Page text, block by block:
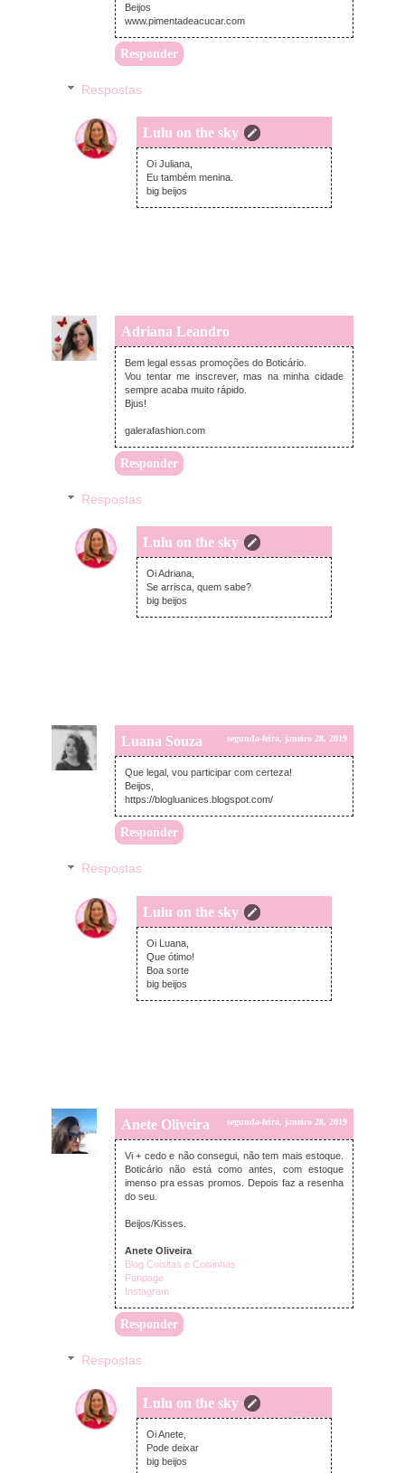
Beijos
www.pimentadeacucar.com
Responder
Respostas
Lulu on the sky
segunda-feira, janeiro 28, 2019
Oi Juliana,
Eu também menina.
big beijos
Adriana Leandro
segunda-feira, janeiro 28, 2019
Bem legal essas promoções do Boticário.
Vou tentar me inscrever, mas na minha cidade
sempre acaba muito rápido.
Bjus!
galerafashion.com
Responder
Respostas
Lulu on the sky
segunda-feira, janeiro 28, 2019
Oi Adriana,
Se arrisca, quem sabe?
big beijos
Luana Souza segunda-feira, janeiro 28, 2019
Que legal, vou participar com certeza!
Beijos,
https://blogluanices.blogspot.com/
Responder
Respostas
Lulu on the sky
segunda-feira, janeiro 28, 2019
Oi Luana,
Que ótimo!
Boa sorte
big beijos
Anete Oliveira segunda-feira, janeiro 28, 2019
Vi + cedo e não consegui, não tem mais estoque.
Boticário não está como antes, com estoque
imenso pra essas promos. Depois faz a resenha
do seu.
Beijos/Kisses.
Anete Oliveira
Blog Coisitas e Coisinhas
Fanpage
Instagram
Responder
Respostas
Lulu on the sky
terça-feira, janeiro 29, 2019
Oi Anete,
Pode deixar
big beijos